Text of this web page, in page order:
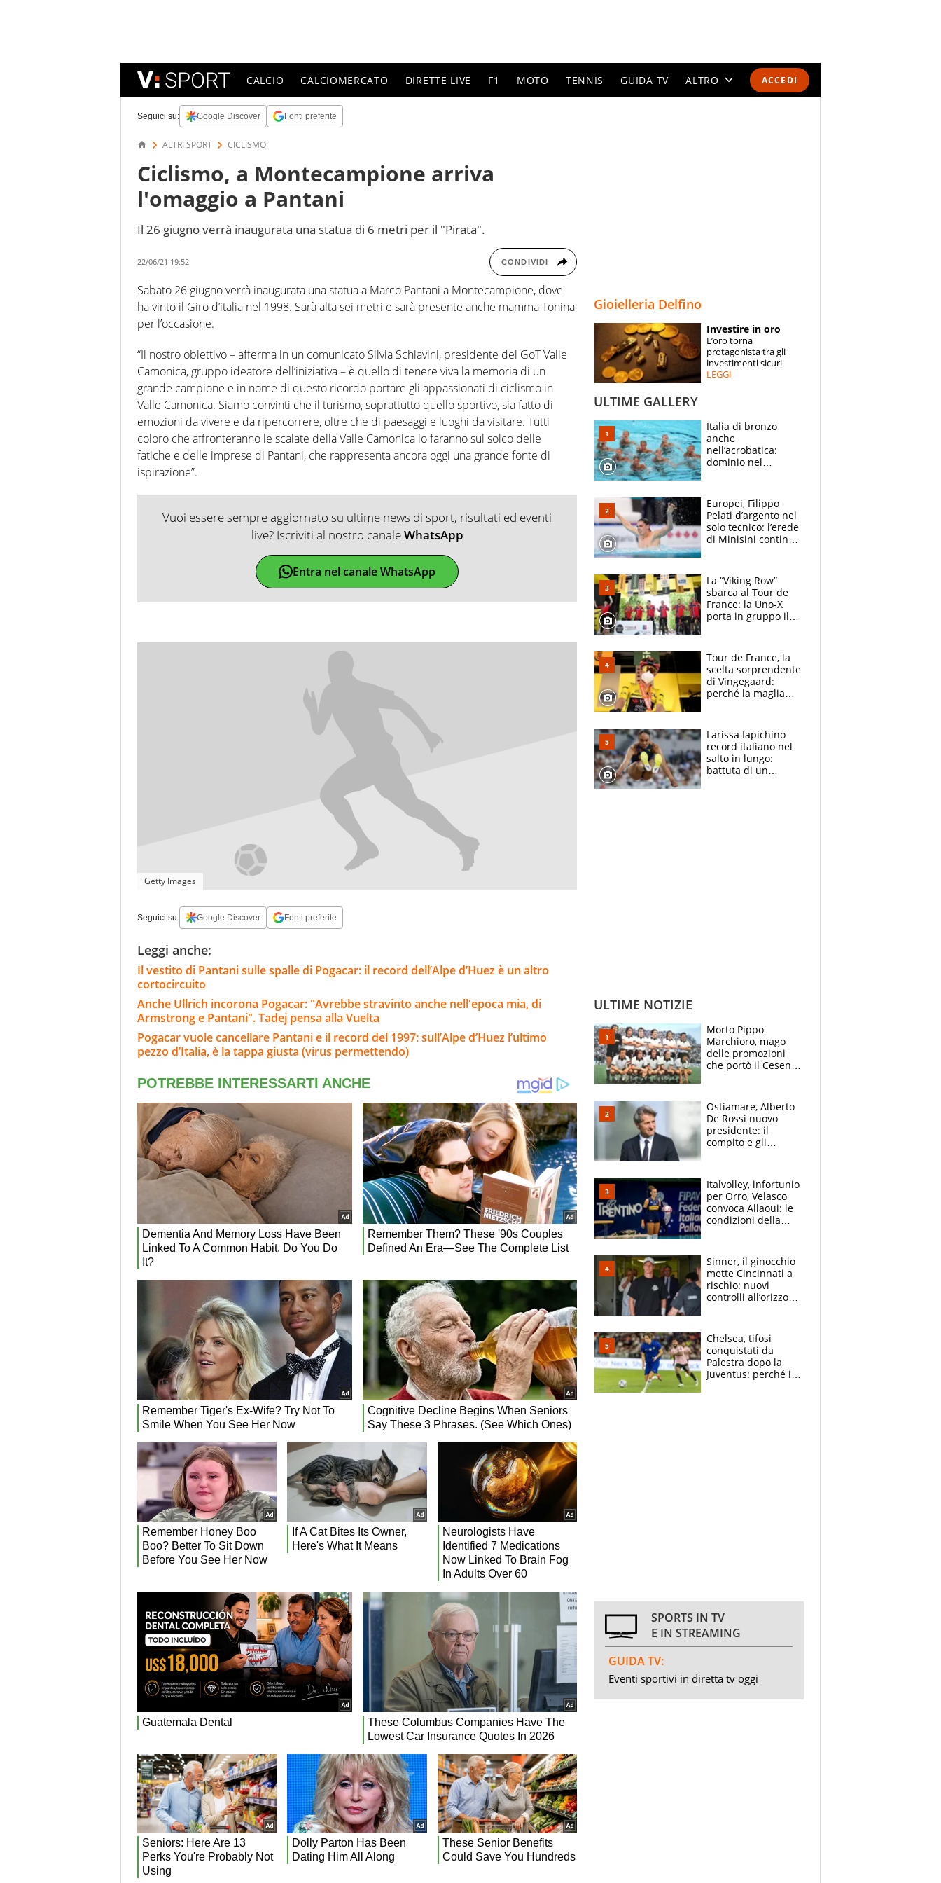
ACCEDI
CALCIO CALCIOMERCATO DIRETTE LIVE F1 MOTO TENNIS GUIDA TV ALTRO
SPECIALI
ESPERTI
Seguici su: Google Discover Fonti preferite
ALTRI SPORT CICLISMO
Ciclismo, a Montecampione arriva
l'omaggio a Pantani
Il 26 giugno verrà inaugurata una statua di 6 metri per il "Pirata".
22/06/21 19:52 CONDIVIDI
Sabato 26 giugno verrà inaugurata una statua a Marco Pantani a Montecampione, dove
ha vinto il Giro d’italia nel 1998. Sarà alta sei metri e sarà presente anche mamma Tonina
per l’occasione.
“Il nostro obiettivo – afferma in un comunicato Silvia Schiavini, presidente del GoT Valle
Camonica, gruppo ideatore dell’iniziativa – è quello di tenere viva la memoria di un
grande campione e in nome di questo ricordo portare gli appassionati di ciclismo in
Valle Camonica. Siamo convinti che il turismo, soprattutto quello sportivo, sia fatto di
emozioni da vivere e da ripercorrere, oltre che di paesaggi e luoghi da visitare. Tutti
coloro che affronteranno le scalate della Valle Camonica lo faranno sul solco delle
fatiche e delle imprese di Pantani, che rappresenta ancora oggi una grande fonte di
ispirazione”.
Vuoi essere sempre aggiornato su ultime news di sport, risultati ed eventi
live? Iscriviti al nostro canaleWhatsApp
Entra nel canale WhatsApp
Getty Images
Seguici su: Google Discover Fonti preferite
Leggi anche:
Il vestito di Pantani sulle spalle di Pogacar: il record dell’Alpe d’Huez è un altro
cortocircuito
Anche Ullrich incorona Pogacar: "Avrebbe stravinto anche nell'epoca mia, di
Armstrong e Pantani". Tadej pensa alla Vuelta
Pogacar vuole cancellare Pantani e il record del 1997: sull’Alpe d’Huez l’ultimo
pezzo d’Italia, è la tappa giusta (virus permettendo)
Gioielleria Delfino
Investire in oro
L’oro torna
protagonista tra gli
investimenti sicuri
LEGGI
ULTIME GALLERY
Italia di bronzo
anche
nell’acrobatica:
dominio nel
e compagni
continuare
Europei, Filippo
Pelati d’argento nel
solo tecnico: l’erede
di Minisini continua
mirino
La “Viking Row”
sbarca al Tour de
France: la Uno-X
porta in gruppo il
compagni
Tour de France, la
scelta sorprendente
di Vingegaard:
perché la maglia
rischio da evitare
Larissa Iapichino
record italiano nel
salto in lungo:
battuta di un
ULTIME NOTIZIE
Morto Pippo
Marchioro, mago
delle promozioni
che portò il Cesena
di Baresi
Ostiamare, Alberto
De Rossi nuovo
presidente: il
compito e gli
Italvolley, infortunio
per Orro, Velasco
convoca Allaoui: le
condizioni della
Sinner, il ginocchio
mette Cincinnati a
rischio: nuovi
controlli all’orizzonte
Open
Chelsea, tifosi
conquistati da
Palestra dopo la
Juventus: perché i
SPORTS IN TV
E IN STREAMING
GUIDA TV:
Eventi sportivi in diretta tv oggi